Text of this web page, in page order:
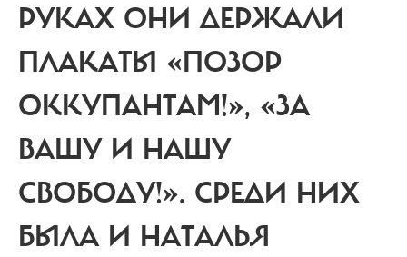
РУКАХ ОНИ ДЕРЖАЛИ
ПЛАКАТЫ «ПОЗОР
ОККУПАНТАМ!», «ЗА
ВАШУ И НАШУ
СВОБОДУ!». СРЕДИ НИХ
БЫЛА И НАТАЛЬЯ